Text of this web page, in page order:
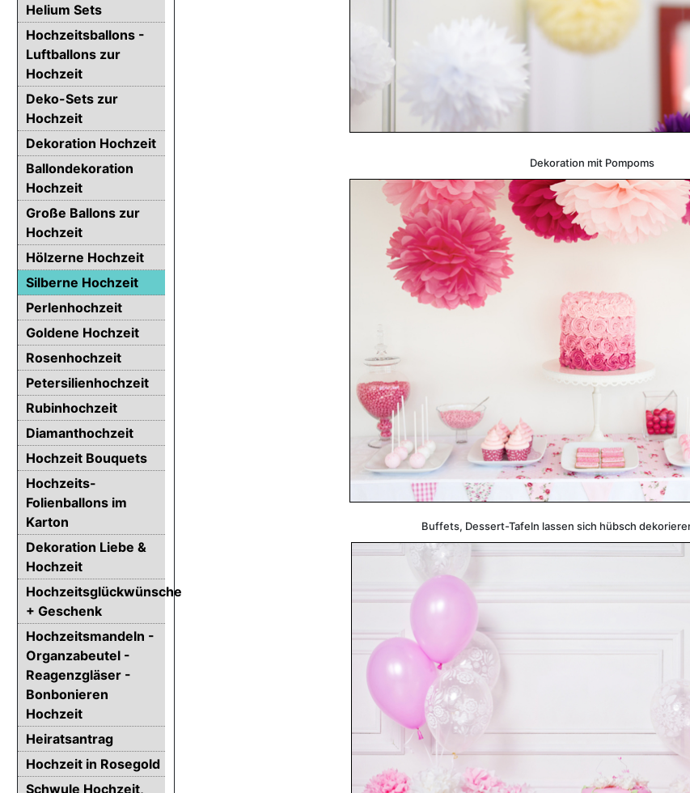
Dekoration mit Pompoms
Buffets, Dessert-Tafeln lassen sich hübsch
Helium Sets
Hochzeitsballons -
Luftballons zur
Hochzeit
Deko-Sets zur
Hochzeit
Dekoration Hochzeit
Ballondekoration
Hochzeit
Große Ballons zur
Hochzeit
Hölzerne Hochzeit
Silberne Hochzeit
Perlenhochzeit
Goldene Hochzeit
Rosenhochzeit
Petersilienhochzeit
Rubinhochzeit
Diamanthochzeit
Hochzeit Bouquets
Hochzeits-
Folienballons im
Karton
Dekoration Liebe &
Hochzeit
Hochzeitsglückwünsche
+ Geschenk
Hochzeitsmandeln -
Organzabeutel -
Reagenzgläser -
Bonbonieren
Hochzeit
Heiratsantrag
Hochzeit in Rosegold
Schwule Hochzeit,